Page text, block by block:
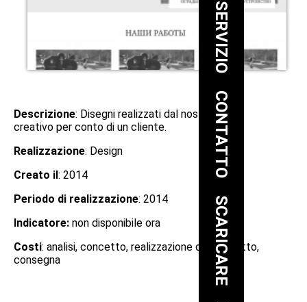
Descrizione: Disegni realizzati dal nostro team
creativo per conto di un cliente.
Realizzazione: Design
Creato il: 2014
Periodo di realizzazione: 2014
Indicatore: non disponibile ora
Costi: analisi, concetto, realizzazione del progetto,
consegna
SERVIZIO
CONTATTO
SCARICARE